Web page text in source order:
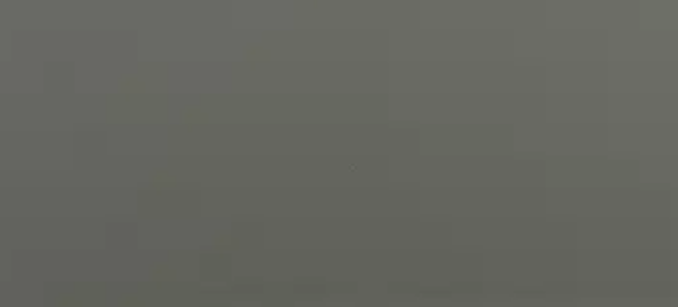
Ryobin ONE + järjestelmän kanssa. Parannettu kestävyys. IntelliCell-akkuteknologia
antaa lisää tehoa. Virtamittari tekee akun varauksen seurannasta helppoa. Vankka, kestävä
on puutteita tai niitä voisi muuten parantaa, anna palautetta.